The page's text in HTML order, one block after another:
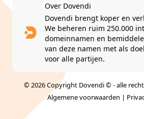
Over Dovendi
Dovendi brengt koper en
We beheren ruim 250.000
domeinnamen en
van deze namen met als
voor alle partijen.
© 2026 Copyright Dovendi © - alle
Algemene voorwaarden |